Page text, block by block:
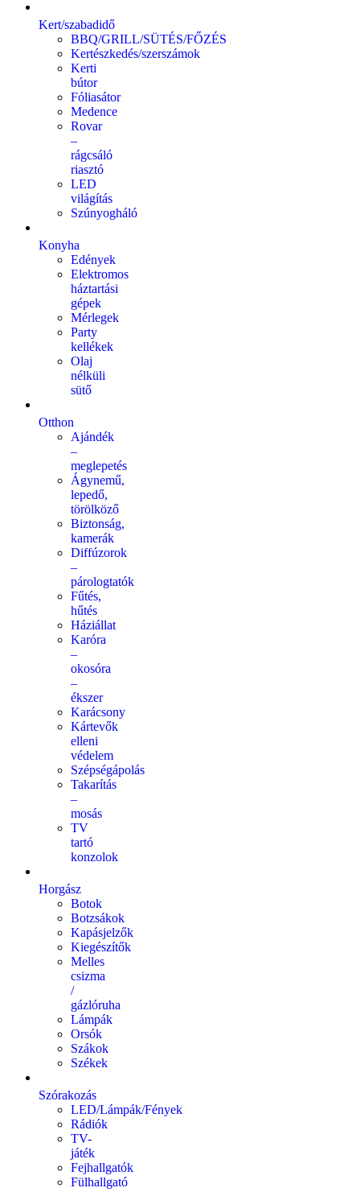
Kert/szabadidő
BBQ/GRILL/SÜTÉS/FŐZÉS
Kertészkedés/szerszámok
Kerti
bútor
Fóliasátor
Medence
Rovar
–
rágcsáló
riasztó
LED
világítás
Szúnyogháló
Konyha
Edények
Elektromos
háztartási
gépek
Mérlegek
Party
kellékek
Olaj
nélküli
sütő
Otthon
Ajándék
–
meglepetés
Ágynemű,
lepedő,
törölköző
Biztonság,
kamerák
Diffúzorok
–
párologtatók
Fűtés,
hűtés
Háziállat
Karóra
–
okosóra
–
ékszer
Karácsony
Kártevők
elleni
védelem
Szépségápolás
Takarítás
–
mosás
TV
tartó
konzolok
Horgász
Botok
Botzsákok
Kapásjelzők
Kiegészítők
Melles
csizma
/
gázlóruha
Lámpák
Orsók
Szákok
Székek
Szórakozás
LED/Lámpák/Fények
Rádiók
TV-
játék
Fejhallgatók
Fülhallgató